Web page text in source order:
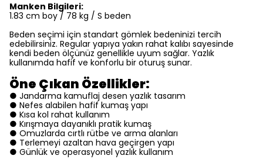
Manken Bilgileri:
1.83 cm boy / 78 kg / S beden
Beden seçimi için standart gömlek bedeninizi tercih
edebilirsiniz. Regular yapıya yakın rahat kalıbı sayesinde
kendi beden ölçünüz genellikle uyum sağlar. Yazlık
kullanımda hafif ve konforlu bir oturuş sunar.
Öne Çıkan Özellikler:
● Jandarma kamuflaj desen yazlık tasarım
● Nefes alabilen hafif kumaş yapı
● Kısa kol rahat kullanım
● Kırışmaya dayanıklı pratik kumaş
● Omuzlarda cırtlı rütbe ve arma alanları
● Terlemeyi azaltan hava geçirgen yapı
● Günlük ve operasyonel yazlık kullanım